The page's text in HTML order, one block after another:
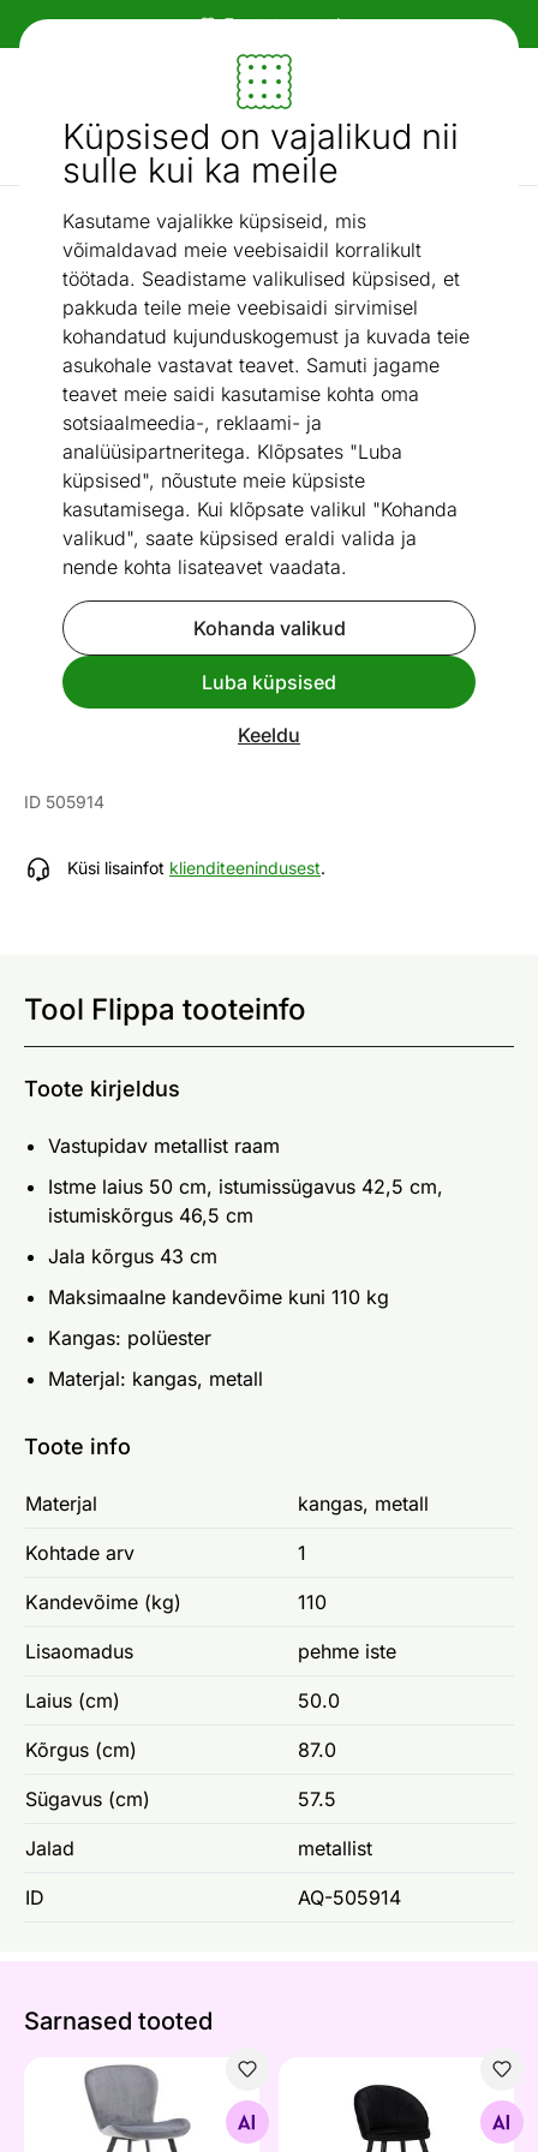
Küpsised on vajalikud nii
sulle kui ka meile
Kasutame vajalikke küpsiseid, mis
võimaldavad meie veebisaidil korralikult
töötada. Seadistame valikulised küpsised, et
pakkuda teile meie veebisaidi sirvimisel
kohandatud kujunduskogemust ja kuvada teie
asukohale vastavat teavet. Samuti jagame
teavet meie saidi kasutamise kohta oma
sotsiaalmeedia-, reklaami- ja
analüüsipartneritega. Klõpsates "Luba
küpsised", nõustute meie küpsiste
kasutamisega. Kui klõpsate valikul "Kohanda
valikud", saate küpsised eraldi valida ja
nende kohta lisateavet vaadata.
Kohanda valikud
Luba küpsised
Keeldu
Tasuta transport!
Mööbel ja sisustus - ON24
Otsi...
AI otsing
Söögitoolid / Tool Flippa
Go to slide 9
Go to slide 10
Go to slide 11
Vaata sarnaseid
ID 505914
Küsi lisainfot klienditeenindusest.
Tool Flippa tooteinfo
Toote kirjeldus
Vastupidav metallist raam
Istme laius 50 cm, istumissügavus 42,5 cm,
istumiskõrgus 46,5 cm
Jala kõrgus 43 cm
Maksimaalne kandevõime kuni 110 kg
Kangas: polüester
Materjal: kangas, metall
Toote info
Materjal kangas, metall
Kohtade arv 1
Kandevõime (kg) 110
Lisaomadus pehme iste
Laius (cm) 50.0
Kõrgus (cm) 87.0
Sügavus (cm) 57.5
Jalad metallist
ID AQ-505914
Sarnased tooted
Söögitoolid Lilja, 2 tk
Otsi sarnaseid
Söögitool Glam, must/kuld
Otsi sarnaseid